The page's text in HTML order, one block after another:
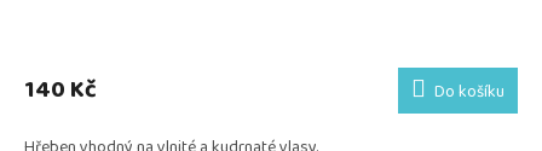
140 Kč Do košíku